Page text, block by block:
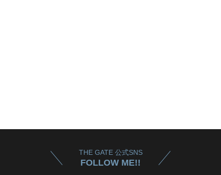
THE GATE 公式SNS
FOLLOW ME!!